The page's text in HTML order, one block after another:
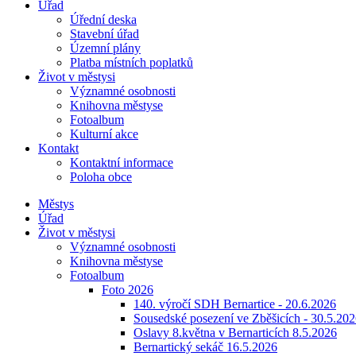
Úřad
Úřední deska
Stavební úřad
Územní plány
Platba místních poplatků
Život v městysi
Významné osobnosti
Knihovna městyse
Fotoalbum
Kulturní akce
Kontakt
Kontaktní informace
Poloha obce
Městys
Úřad
Život v městysi
Významné osobnosti
Knihovna městyse
Fotoalbum
Foto 2026
140. výročí SDH Bernartice - 20.6.2026
Sousedské posezení ve Zběšicích -
Oslavy 8.května v Bernarticích 8.5.2026
Bernartický sekáč 16.5.2026